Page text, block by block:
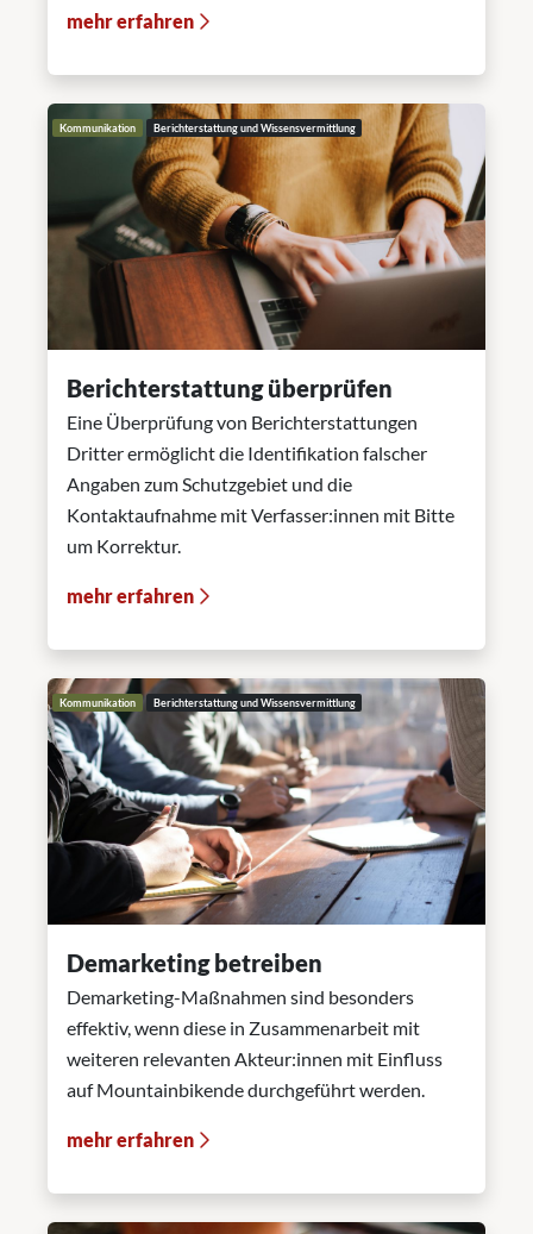
mehr erfahren
Kommunikation Berichterstattung und Wissensvermittlung
Berichterstattung überprüfen
Eine Überprüfung von Berichterstattungen
Dritter ermöglicht die Identifikation falscher
Angaben zum Schutzgebiet und die
Kontaktaufnahme mit Verfasser:innen mit Bitte
um Korrektur.
mehr erfahren
Kommunikation Berichterstattung und Wissensvermittlung
Demarketing betreiben
Demarketing-Maßnahmen sind besonders
effektiv, wenn diese in Zusammenarbeit mit
weiteren relevanten Akteur:innen mit Einfluss
auf Mountainbikende durchgeführt werden.
mehr erfahren